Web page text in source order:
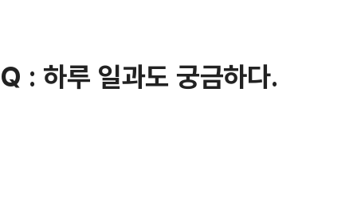
Q : 하루 일과도 궁금하다.